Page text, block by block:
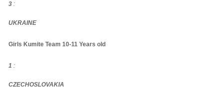
3 :
UKRAINE
Girls Kumite Team 10-11 Years old
1 :
CZECHOSLOVAKIA